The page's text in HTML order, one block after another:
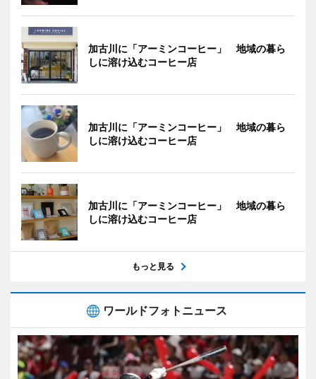
加古川に「アーミンコーヒー」 地域の暮ら
しに溶け込むコーヒー店
加古川に「アーミンコーヒー」 地域の暮ら
しに溶け込むコーヒー店
加古川に「アーミンコーヒー」 地域の暮ら
しに溶け込むコーヒー店
もっと見る
ワールドフォトニュース